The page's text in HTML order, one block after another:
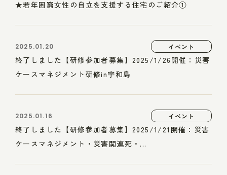
★若年困窮女性の自立を支援する住宅のご紹介①
2025.01.20 イベント
終了しました【研修参加者募集】2025/1/26開催：災害
ケースマネジメント研修in宇和島
2025.01.16 イベント
終了しました【研修参加者募集】2025/1/21開催：災害
ケースマネジメント・災害関連死・...